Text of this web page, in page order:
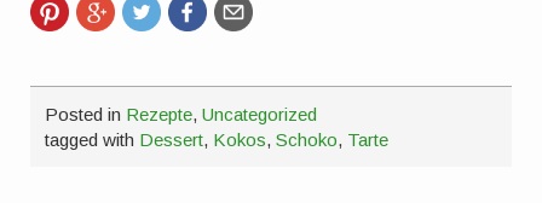
Posted in Rezepte,Uncategorized
tagged with Dessert, Kokos,Schoko, Tarte